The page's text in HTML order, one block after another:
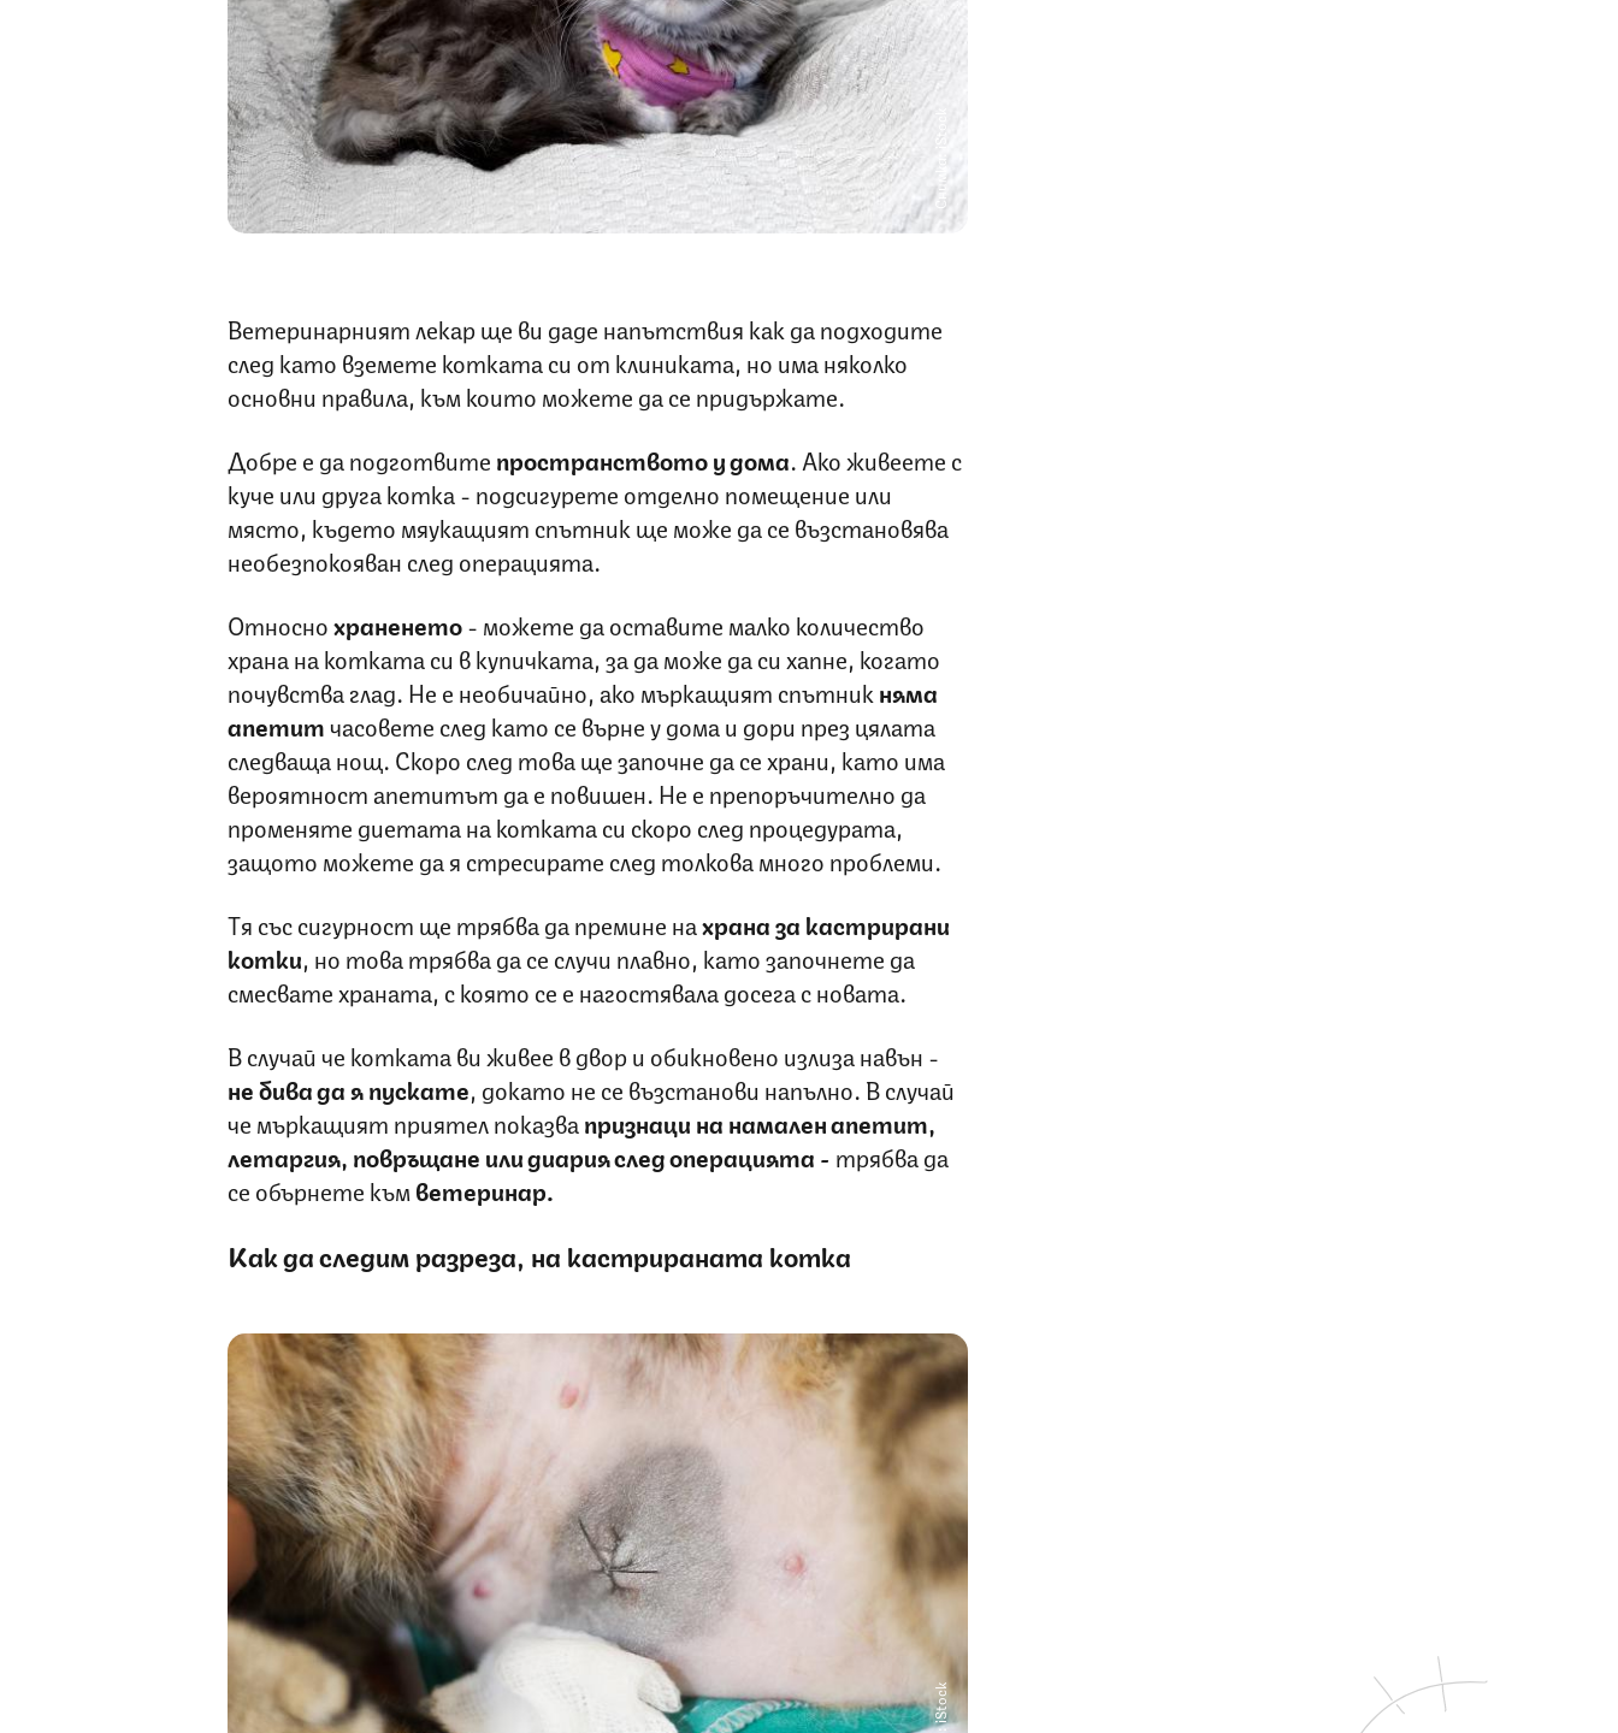
Снимка: iStock
Ветеринарният лекар ще ви даде напътствия как да подходите
след като вземете котката си от клиниката, но има няколко
основни правила, към които можете да се придържате.
Добре е да подготвите пространството у дома. Ако живеете с
куче или друга котка - подсигурете отделно помещение или
място, където мяукащият спътник ще може да се възстановява
необезпокояван след операцията.
Относнохраненето- можете да оставите малко количество
храна на котката си в купичката, за да може да си хапне, когато
почувства глад. Не е необичайно, ако мъркащият спътник няма
апетитчасовете след като се върне у дома и дори през цялата
следваща нощ. Скоро след това ще започне да се храни, като има
вероятност апетитът да е повишен. Не е препоръчително да
променяте диетата на котката си скоро след процедурата,
защото можете да я стресирате след толкова много проблеми.
Тя със сигурност ще трябва да премине нахрана за кастрирани
котки, но това трябва да се случи плавно, като започнете да
смесвате храната, с която се е нагостявала досега с новата.
В случай че котката ви живее в двор и обикновено излиза навън -
не бива да я пускате, докато не се възстанови напълно. В случай
че мъркащият приятел показвапризнаци на намален апетит,
летаргия, повръщане или диария след операцията - трябва да
се обърнете към ветеринар.
Как да следим разреза, на кастрираната котка